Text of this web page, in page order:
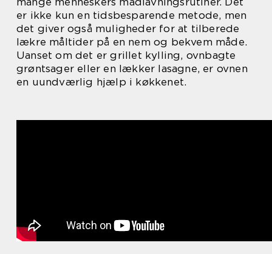
er ikke kun en tidsbesparende metode, men
det giver også muligheder for at tilberede
lækre måltider på en nem og bekvem måde.
Uanset om det er grillet kylling, ovnbagte
grøntsager eller en lækker lasagne, er ovnen
en uundværlig hjælp i køkkenet.